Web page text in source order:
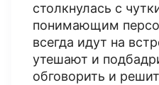
столкнулась с
понимающим
всегда идут на
утешают и
обговорить и